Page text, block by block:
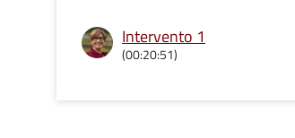
Intervento 1
(00:20:51)